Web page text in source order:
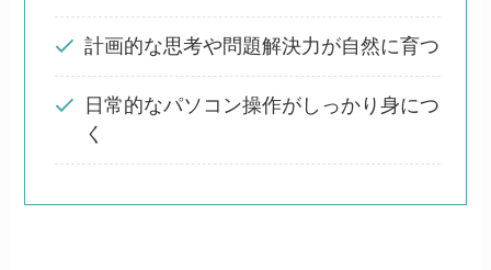
計画的な思考や問題解決力が自然に育つ
日常的なパソコン操作がしっかり身につ
く